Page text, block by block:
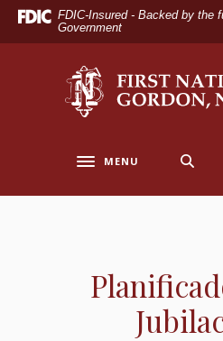
Home
DownloadFDIC-Insured - Backed by the
Government
The First National
Toggle navigation
MENU